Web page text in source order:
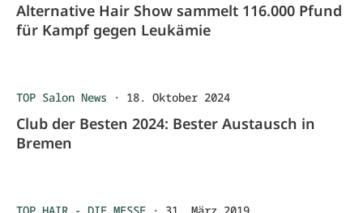
Alternative Hair Show sammelt 116.000 Pfund
für Kampf gegen Leukämie
TOP Salon News · 18. Oktober 2024
Club der Besten 2024: Bester Austausch in
Bremen